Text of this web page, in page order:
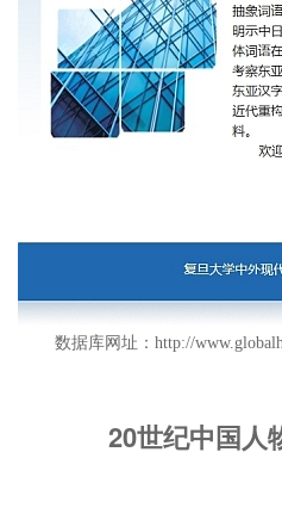
数据库网址： http://
20世纪中国人